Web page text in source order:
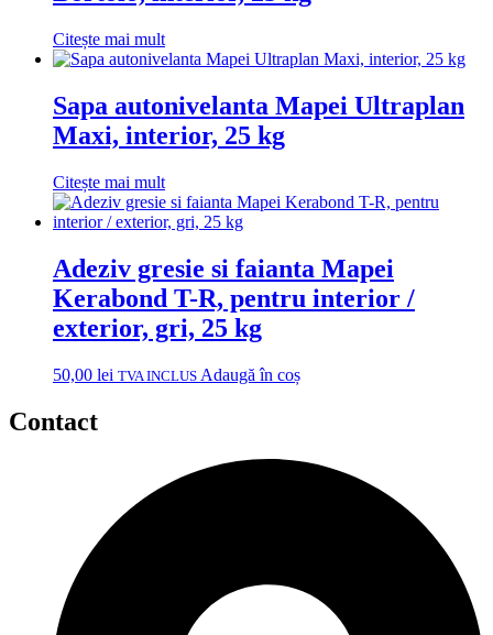
Citește mai mult
Sapa autonivelanta Mapei Ultraplan
Maxi, interior, 25 kg
Citește mai mult
Adeziv gresie si faianta Mapei
Kerabond T-R, pentru interior /
exterior, gri, 25 kg
50,00 lei TVA INCLUS Adaugă în coș
Contact